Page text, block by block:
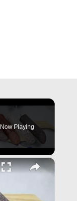
Now Playing
×